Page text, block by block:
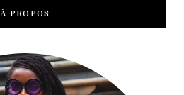
À PROPOS